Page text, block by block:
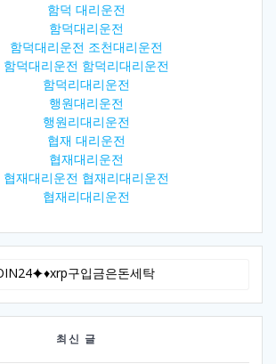
함덕 대리운전
함덕대리운전
함덕대리운전 조천대리운전
함덕대리운전 함덕리대리운전
함덕리대리운전
행원대리운전
행원리대리운전
협재 대리운전
협재대리운전
협재대리운전 협재리대리운전
협재리대리운전
Search
for:
최신 글